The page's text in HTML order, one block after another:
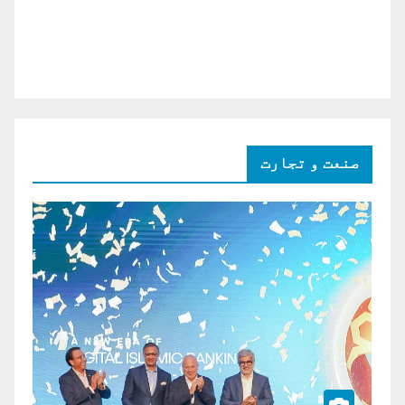
صنعت و تجارت